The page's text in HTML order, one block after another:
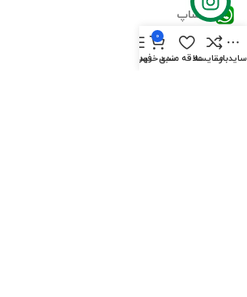
واتساپ
تلگرام
سایدبارمقایسهعلاقه مندی
0
سبد خریدفهرست